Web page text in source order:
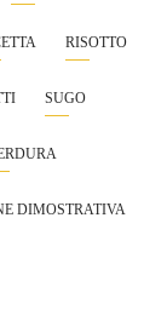
RISOTTO
SUGO
DIMOSTRATIVA